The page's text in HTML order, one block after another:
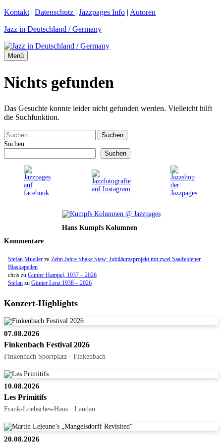
Zum
springen
Kontakt | Datenschutz | Jazzpages Info | Autoren
Jazz in Deutschland / Germany
Menü
Nichts gefunden
Das Gesuchte konnte leider nicht gefunden werden. Vielleicht hilft
die Suchfunktion.
Suchen
nach:
Suchen
Suchen
Hans Kumpfs Kolumnen
Kommentare
Stefan Mueller zu Zehn Jahre Shake Stew: Jubiläumsprojekt mit zwei Saalfeldener
Blaskapellen
chris zu Gunter Hampel, 1937 – 2026
Stefan zu Günter Lenz 1938 – 2026
Konzert-Highlights
07.08.2026
Finkenbach Festival 2026
Finkenbach Sportplatz · Finkenbach
10.08.2026
Les Primitifs
Frank-Loebsches-Haus · Landau
20.08.2026